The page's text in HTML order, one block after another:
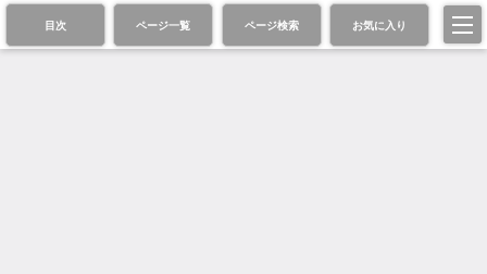
目次 ページ一覧 ページ検索 お気に入り